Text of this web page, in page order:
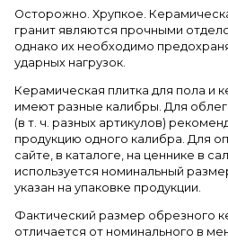
Осторожно. Хрупкое.
гранит являются прочными
однако их необходимо
ударных нагрузок.
Керамическая плитка для пола и
имеют разные калибры. Для
(в т. ч. разных артикулов)
продукцию одного калибра. Для
сайте, в каталоге, на ценнике в
используется номинальный
указан на упаковке продукции.
Фактический размер обрезного
отличается от номинального в